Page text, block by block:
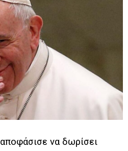
αποφάσισε να δωρίσει